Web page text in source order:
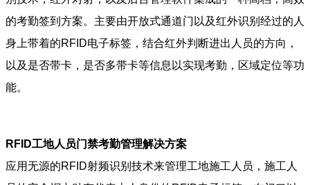
的考勤签到方案。主要由开放式通道门以及红外识别经过的人
身上带着的RFID电子标签，结合红外判断进出人员的方向，
以及是否带卡，是否多带卡等信息以实现考勤，区域定位等功
能。
RFID工地人员门禁考勤管理解决方案
应用无源的RFID射频识别技术来管理工地施工人员，施工人